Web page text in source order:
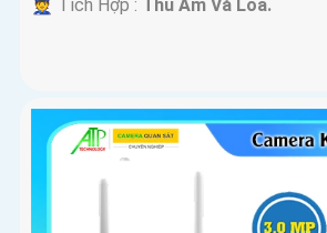
️👮 Tích Hợp : Thu Âm Và Loa.